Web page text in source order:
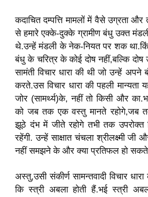
कदाचित दम्पत्ति मामलों में वैसे उग्रता
से हमारे एक्के-दुक्के ग्रामीण बंधु उक्त
थे.उन्हें मंडली के नेक-नियत पर शक
बंधु के चरित्र के कोई दोष नहीं,बल्कि
सामंती विचार धारा की थी जो उन्हें
करते.उस विचार धारा की पहली मान्यता
जोर (सामर्थ्य)के, नहीं तो किसी और
को जब तक एक वस्तु मानते रहोगे,जब
झूठे दंभ में जीते रहोगे तभी तक उपरोक्त
रहेंगी. उन्हें साक्षात चंचला श्रीलक्ष्मी
नहीं समझने के और क्या प्रतिफल हो
अस्तु,उसी संकीर्ण सामन्तवादी विचार
कि स्त्री अबला होती हैं.भई स्त्री